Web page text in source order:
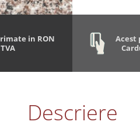
in RON
Acest
Descriere